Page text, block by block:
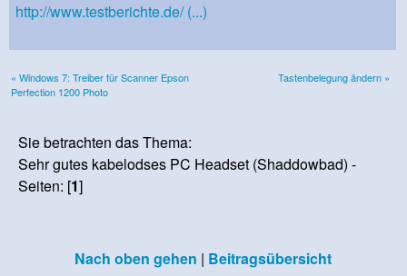
http://www.testberichte.de/ (...)
« Windows 7: Treiber für Scanner Epson
Perfection 1200 Photo
Tastenbelegung ändern »
Sie betrachten das Thema:
Sehr gutes kabelodses PC Headset (Shaddowbad) -
Seiten: [1]
Nach oben gehen | Beitragsübersicht